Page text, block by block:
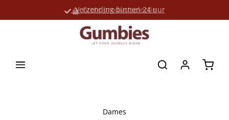
Verzending binnen 24 uur
Grote productselectie
Dames